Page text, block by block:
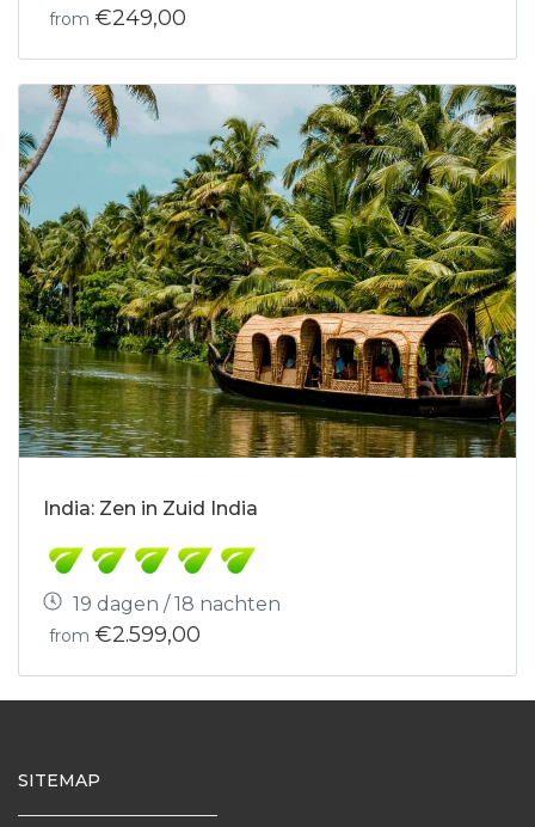
from €249,00
India: Zen in Zuid India
19 dagen / 18 nachten
from €2.599,00
SITEMAP